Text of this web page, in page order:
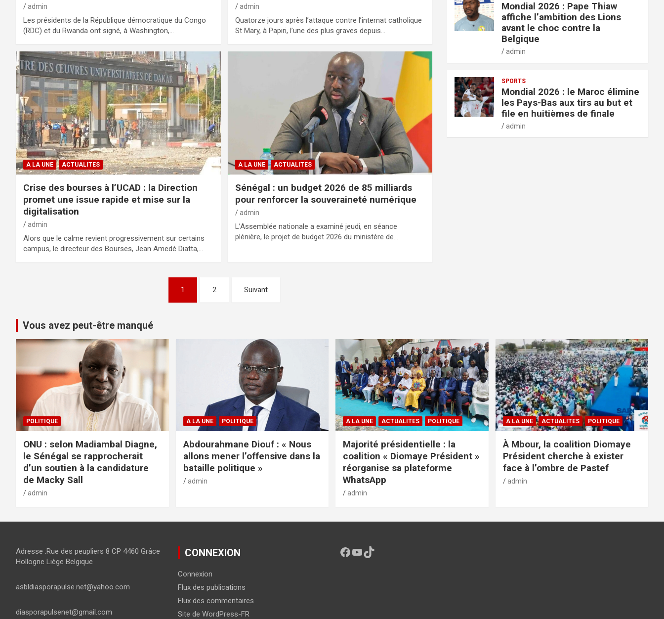
admin
Les présidents de la République démocratique du Congo
(RDC) et du Rwanda ont signé, à Washington,…
admin
Quatorze jours après l’attaque contre l’internat catholique
St Mary, à Papiri, l’une des plus graves depuis…
A LA UNE ACTUALITES
Crise des bourses à l’UCAD : la Direction
promet une issue rapide et mise sur la
digitalisation
admin
Alors que le calme revient progressivement sur certains
campus, le directeur des Bourses, Jean Amedé Diatta,…
A LA UNE ACTUALITES
Sénégal : un budget 2026 de 85 milliards
pour renforcer la souveraineté numérique
admin
L’Assemblée nationale a examiné jeudi, en séance
plénière, le projet de budget 2026 du ministère de…
1 2 Suivant
Mondial 2026 : Pape Thiaw
affiche l’ambition des Lions
avant le choc contre la
Belgique
admin
SPORTS
Mondial 2026 : le Maroc élimine
les Pays-Bas aux tirs au but et
file en huitièmes de finale
admin
Vous avez peut-être manqué
POLITIQUE
ONU : selon Madiambal Diagne,
le Sénégal se rapprocherait
d’un soutien à la candidature
de Macky Sall
admin
A LA UNE POLITIQUE
Abdourahmane Diouf : « Nous
allons mener l’offensive dans la
bataille politique »
admin
A LA UNE ACTUALITES POLITIQUE
Majorité présidentielle : la
coalition « Diomaye Président »
réorganise sa plateforme
WhatsApp
admin
A LA UNE ACTUALITES POLITIQUE
À Mbour, la coalition Diomaye
Président cherche à exister
face à l’ombre de Pastef
admin
Adresse :Rue des peupliers 8 CP 4460 Grâce
Hollogne Liège Belgique
asbldiasporapulse.net@yahoo.com
diasporapulsenet@gmail.com
CONNEXION
Connexion
Flux des publications
Flux des commentaires
Site de WordPress-FR